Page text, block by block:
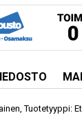
Tuotetyyppi: